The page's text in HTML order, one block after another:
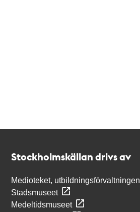
Stockholmskällan drivs av
Medioteket, utbildningsförvaltningen
Stadsmuseet
Medeltidsmuseet